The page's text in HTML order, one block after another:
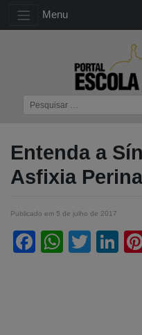
Menu
Entenda a
Asfixia
Publicado em 5 de julho de 2017
Facebook